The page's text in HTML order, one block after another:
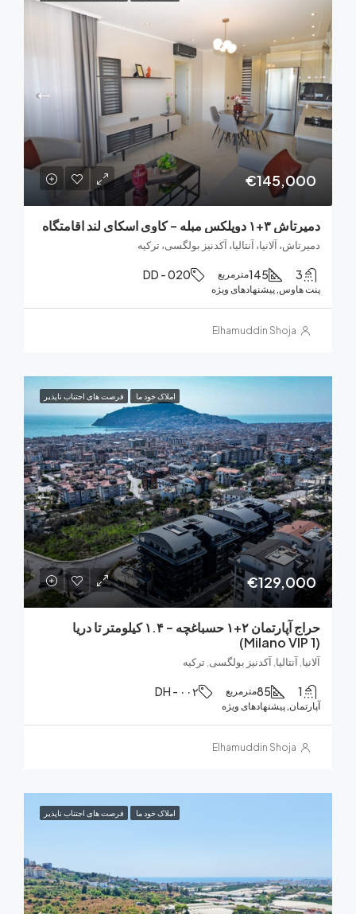
آلانیا، آنتالیا، آکدنیز بولگسی، ترکیه
145 مترمربع DD - 020
پیشنهادهای ویژه
Elhamuddin Shoja
فرصت های اجتناب ناپذیر
حراج آپارتمان ۲+۱ حسباغچه – ۱.۴ کیلومتر تا دریا
آنتالیا, آکدنیز بولگسی, ترکیه
85مترمربع DH - ۰۰۲
پیشنهادهای ویژه
Elhamuddin Shoja
فرصت های اجتناب ناپذیر